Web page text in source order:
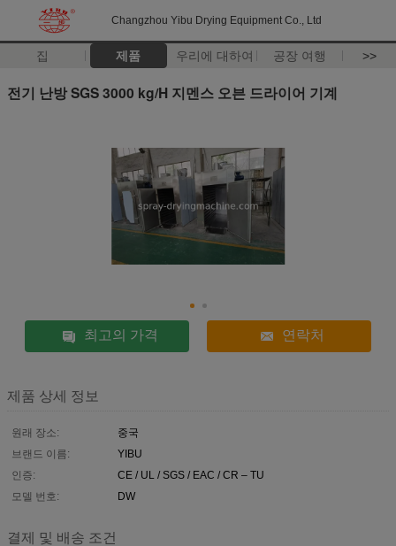
Changzhou Yibu Drying Equipment Co., Ltd
집 제품 우리에 대하여 공장 여행 >>
전기 난방 SGS 3000 kg/H 지멘스 오븐 드라이어 기계
최고의 가격 연락처
제품 상세 정보
원래 장소:
중국
브랜드 이름:
YIBU
인증:
CE / UL / SGS / EAC / CR – TU
모델 번호:
DW
결제 및 배송 조건